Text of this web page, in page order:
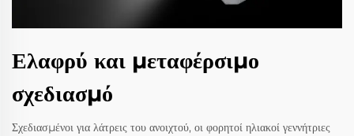
Ελαφρύ και μεταφέρσιμο
σχεδιασμό
Σχεδιασμένοι για λάτρεις του ανοιχτού, οι φορητοί ηλιακοί γεννήτριες